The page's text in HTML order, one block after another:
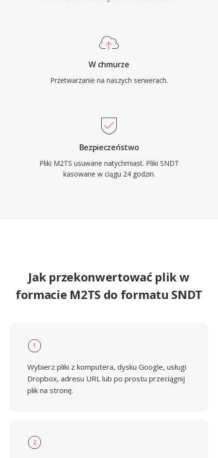
W chmurze
Przetwarzanie na naszych serwerach.
Bezpieczeństwo
Pliki M2TS usuwane natychmiast. Pliki SNDT
kasowane w ciągu 24 godzin.
Jak przekonwertować plik w
formacie M2TS do formatu SNDT
1
Wybierz pliki z komputera, dysku Google, usługi
Dropbox, adresu URL lub po prostu przeciągnij
plik na stronę.
2